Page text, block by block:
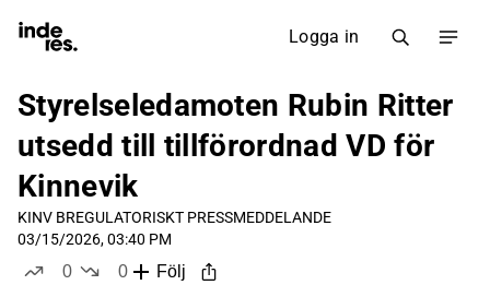
Logga in
Styrelseledamoten Rubin Ritter
utsedd till tillförordnad VD för
Kinnevik
KINV BREGULATORISKT PRESSMEDDELANDE
03/15/2026, 03:40 PM
0
0
Följ